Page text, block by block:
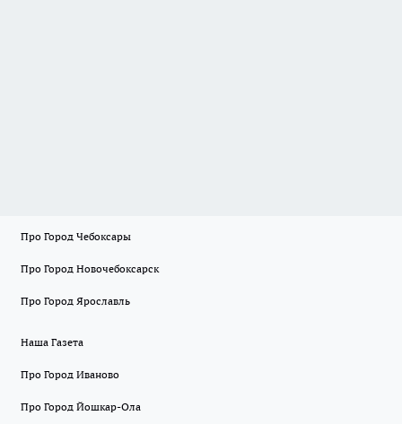
Про Город Чебоксары
Про Город Новочебоксарск
Про Город Ярославль
Наша Газета
Про Город Иваново
Про Город Йошкар-Ола